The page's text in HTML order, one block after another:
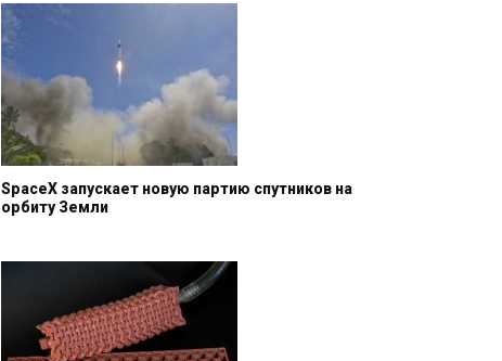
SpaceX запускает новую партию спутников на
орбиту Земли